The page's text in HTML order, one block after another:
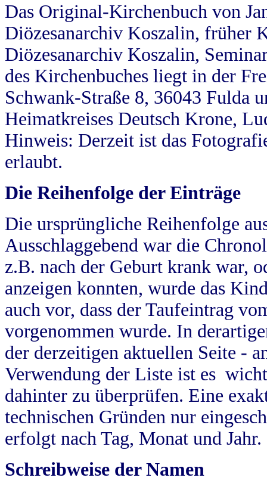
Das Original-Kirchenbuch von
Diözesanarchiv Koszalin, früher
Diözesanarchiv Koszalin,
des Kirchenbuches liegt in der
Schwank-Straße 8, 36043 Fulda
Heimatkreises Deutsch Krone,
Hinweis: Derzeit ist das
erlaubt.
Die Reihenfolge der Einträge
Die ursprüngliche Reihenfolge
Ausschlaggebend war die
z.B. nach der Geburt krank war,
anzeigen konnten, wurde das
auch vor, dass der Taufeintrag
vorgenommen wurde. In
der derzeitigen aktuellen Seite -
Verwendung der Liste ist es
dahinter zu überprüfen. Eine
technischen Gründen nur
erfolgt nach Tag, Monat und Jahr.
Schreibweise der Namen